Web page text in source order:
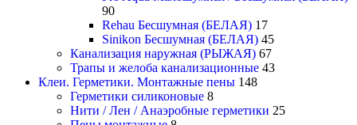
90
Rehau Бесшумная (БЕЛАЯ) 17
Sinikon Бесшумная (БЕЛАЯ) 45
Канализация наружная (РЫЖАЯ) 67
Трапы и желоба канализационные 43
Клеи. Герметики. Монтажные пены 148
Герметики силиконовые 8
Нити / Лен / Анаэробные герметики 25